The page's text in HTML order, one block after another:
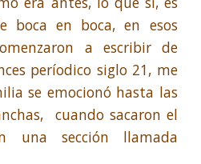
boca en boca, en esos
a escribir de
períodico siglo 21, me
se emocionó hasta las
cuando sacaron el
una sección llamada